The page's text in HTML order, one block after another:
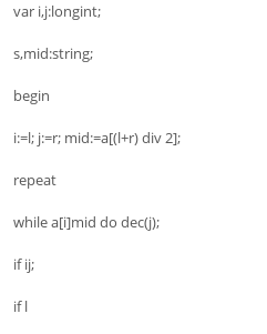
var i,j:longint;
s,mid:string;
begin
i:=l; j:=r; mid:=a[(l+r) div 2];
repeat
while a[i]mid do dec(j);
if ij;
if l